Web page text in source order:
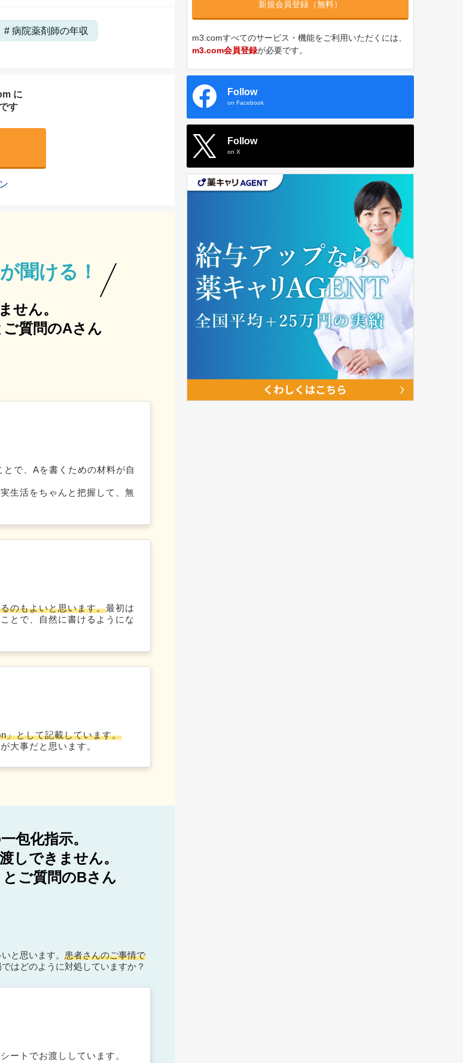
病院薬剤師の年収
に
す
聞ける！
せん。
質問のAさん
で、Aを書くための材料が自
生活をちゃんと把握して、無
のもよいと思います。最初は
とで、自然に書けるようにな
」として記載しています。
大事だと思います。
包化指示。
しできません。
ご質問のBさん
と思います。 患者さんのご事情で
はどのように対処していますか？
ートでお渡ししています。
新規会員登録（無料）
m3.comすべてのサービス・機能をご利用いただくには、
m3.com会員登録が必要です。
Follow
on Facebook
Follow
on X